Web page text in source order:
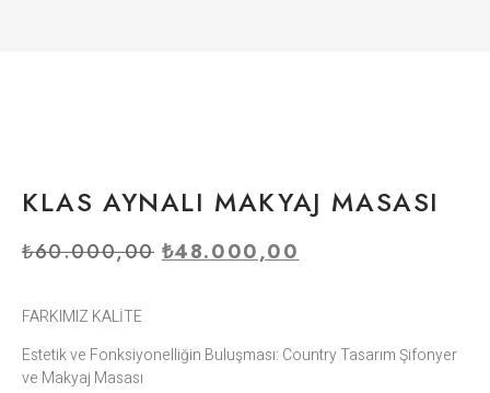
KLAS AYNALI MAKYAJ MASASI
₺60.000,00 ₺48.000,00
FARKIMIZ KALİTE
Estetik ve Fonksiyonelliğin Buluşması: Country Tasarım Şifonyer
ve Makyaj Masası